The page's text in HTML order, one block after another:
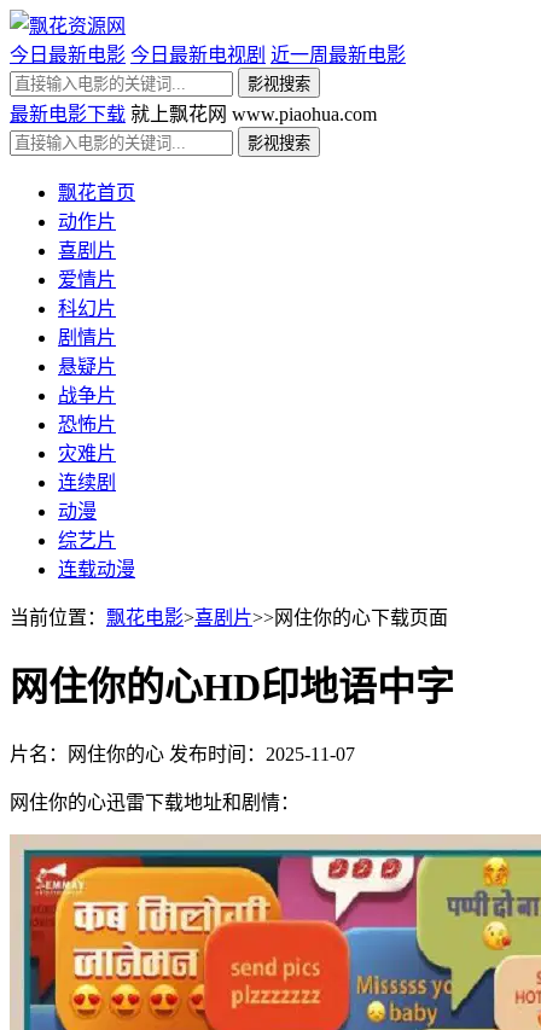
今日最新电影 今日最新电视剧 近一周最新电影
最新电影下载 就上飘花网 www.piaohua.com
飘花首页
动作片
喜剧片
爱情片
科幻片
剧情片
悬疑片
战争片
恐怖片
灾难片
连续剧
动漫
综艺片
连载动漫
当前位置： 飘花电影>喜剧片>>网住你的心下载页面
网住你的心HD印地语中字
片名：网住你的心 发布时间：2025-11-07
网住你的心迅雷下载地址和剧情：